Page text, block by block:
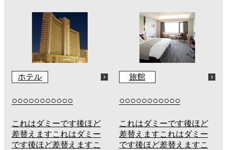
ホテル
○○○○○○○○○○○
これはダミーです後ほど
差替えますこれはダミー
です後ほど差替えますこ
旅館
○○○○○○○○○○○
これはダミーです後ほど
差替えますこれはダミー
です後ほど差替えますこ